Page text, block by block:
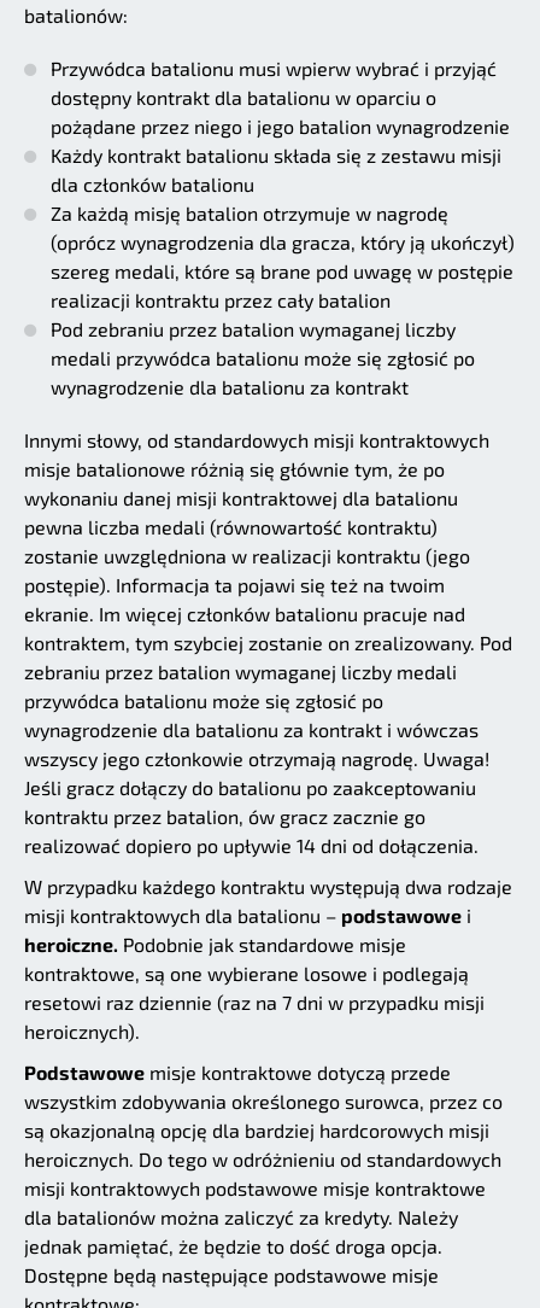
batalionów:
Przywódca batalionu musi wpierw wybrać i przyjąć
dostępny kontrakt dla batalionu w oparciu o
pożądane przez niego i jego batalion wynagrodzenie
Każdy kontrakt batalionu składa się z zestawu misji
dla członków batalionu
Za każdą misję batalion otrzymuje w nagrodę
(oprócz wynagrodzenia dla gracza, który ją ukończył)
szereg medali, które są brane pod uwagę w postępie
realizacji kontraktu przez cały batalion
Pod zebraniu przez batalion wymaganej liczby
medali przywódca batalionu może się zgłosić po
wynagrodzenie dla batalionu za kontrakt
Innymi słowy, od standardowych misji kontraktowych
misje batalionowe różnią się głównie tym, że po
wykonaniu danej misji kontraktowej dla batalionu
pewna liczba medali (równowartość kontraktu)
zostanie uwzględniona w realizacji kontraktu (jego
postępie). Informacja ta pojawi się też na twoim
ekranie. Im więcej członków batalionu pracuje nad
kontraktem, tym szybciej zostanie on zrealizowany. Pod
zebraniu przez batalion wymaganej liczby medali
przywódca batalionu może się zgłosić po
wynagrodzenie dla batalionu za kontrakt i wówczas
wszyscy jego członkowie otrzymają nagrodę. Uwaga!
Jeśli gracz dołączy do batalionu po zaakceptowaniu
kontraktu przez batalion, ów gracz zacznie go
realizować dopiero po upływie 14 dni od dołączenia.
W przypadku każdego kontraktu występują dwa rodzaje
misji kontraktowych dla batalionu – podstawowe i
heroiczne. Podobnie jak standardowe misje
kontraktowe, są one wybierane losowe i podlegają
resetowi raz dziennie (raz na 7 dni w przypadku misji
heroicznych).
Podstawowe misje kontraktowe dotyczą przede
wszystkim zdobywania określonego surowca, przez co
są okazjonalną opcję dla bardziej hardcorowych misji
heroicznych. Do tego w odróżnieniu od standardowych
misji kontraktowych podstawowe misje kontraktowe
dla batalionów można zaliczyć za kredyty. Należy
jednak pamiętać, że będzie to dość droga opcja.
Dostępne będą następujące podstawowe misje